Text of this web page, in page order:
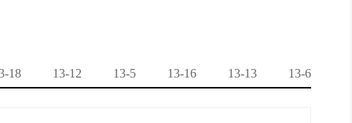
18 13-12 13-5 13-16 13-13 13-6